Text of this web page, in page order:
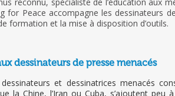
for Peace accompagne les dessinateurs
formation et la mise à disposition d’outils.
dessinateurs de presse menacés
et dessinatrices menacés
la Chine, l’Iran ou Cuba, s’ajoutent